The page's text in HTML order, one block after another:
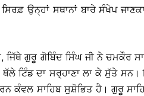
ਉਨ੍ਹਾਂ ਸਥਾਨਾਂ ਬਾਰੇ ਸੰਖੇਪ
ਗੁਰੂ ਗੋਬਿੰਦ ਸਿੰਘ ਜੀ ਨੇ ਚਮਕੌਰ
ਟਿੰਡ ਦਾ ਸਰ੍ਹਾਣਾ ਲਾ ਕੇ ਸੁੱਤੇ ਸਨ।
ਕੰਵਲ ਸਾਹਿਬ ਸੁਸ਼ੋਭਿਤ ਹੈ। ਗੁਰੂ